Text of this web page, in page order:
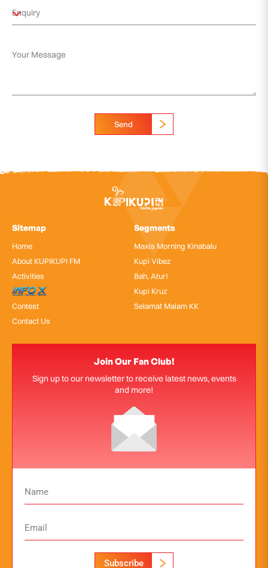
Send
Sitemap
Home
About KUPIKUPI FM
Activities
InfoX
Contest
Contact Us
Segments
Maxis Morning Kinabalu
Kupi Vibez
Bah, Atur!
Kupi Kruz
Selamat Malam KK
Join Our Fan Club!
Sign up to our newsletter to receive latest news, events
and more!
Subscribe